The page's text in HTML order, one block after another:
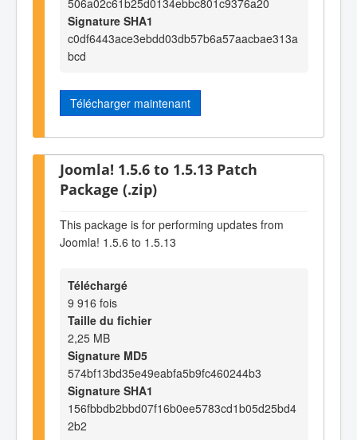
Signature SHA1
c0df6443ace3ebdd03db57b6a57aacbae313a
bcd
Télécharger maintenant
Joomla! 1.5.6 to 1.5.13 Patch
Package (.zip)
This package is for performing updates from
Joomla! 1.5.6 to 1.5.13
Téléchargé
9 916 fois
Taille du fichier
2,25 MB
Signature MD5
574bf13bd35e49eabfa5b9fc460244b3
Signature SHA1
156fbbdb2bbd07f16b0ee5783cd1b05d25bd4
2b2